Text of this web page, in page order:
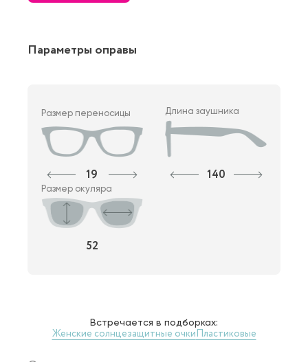
Параметры оправы
Размер переносицы
19
Длина заушника
140
Размер окуляра
52
Встречается в подборках:
Женские солнцезащитные очкиПластиковые